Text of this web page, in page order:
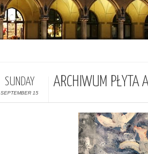
SUNDAY
SEPTEMBER 15
ARCHIWUM PŁYTA